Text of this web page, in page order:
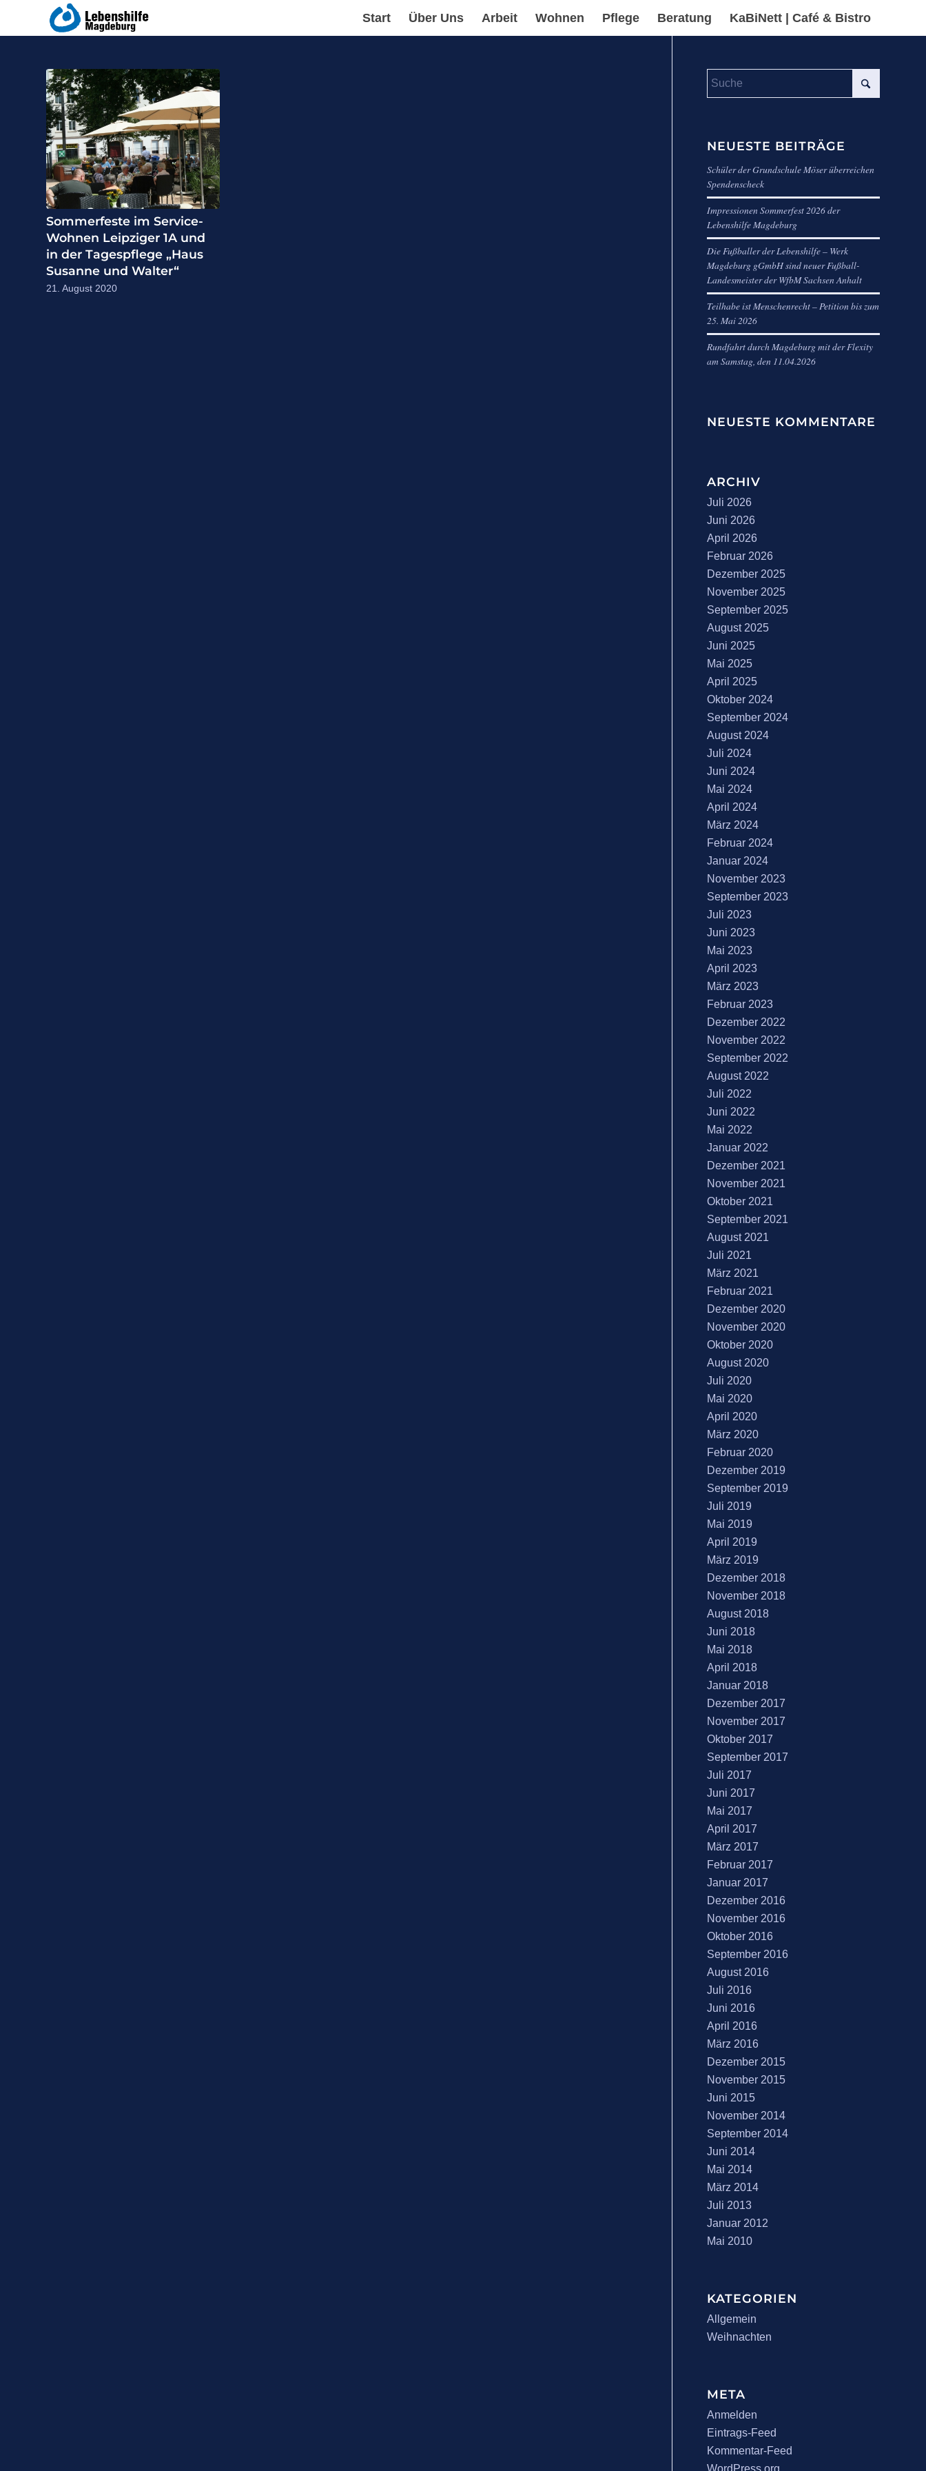
Start Über Uns Arbeit Wohnen Pflege Beratung KaBiNett | Café & Bistro
Sommerfeste im Service-
Wohnen Leipziger 1A und
in der Tagespflege „Haus
Susanne und Walter“
21. August 2020
NEUESTE BEITRÄGE
Schüler der Grundschule Möser überreichen
Spendenscheck
Impressionen Sommerfest 2026 der
Lebenshilfe Magdeburg
Die Fußballer der Lebenshilfe – Werk
Magdeburg gGmbH sind neuer Fußball-
Landesmeister der WfbM Sachsen Anhalt
Teilhabe ist Menschenrecht – Petition bis zum
25. Mai 2026
Rundfahrt durch Magdeburg mit der Flexity
am Samstag, den 11.04.2026
NEUESTE KOMMENTARE
ARCHIV
Juli 2026
Juni 2026
April 2026
Februar 2026
Dezember 2025
November 2025
September 2025
August 2025
Juni 2025
Mai 2025
April 2025
Oktober 2024
September 2024
August 2024
Juli 2024
Juni 2024
Mai 2024
April 2024
März 2024
Februar 2024
Januar 2024
November 2023
September 2023
Juli 2023
Juni 2023
Mai 2023
April 2023
März 2023
Februar 2023
Dezember 2022
November 2022
September 2022
August 2022
Juli 2022
Juni 2022
Mai 2022
Januar 2022
Dezember 2021
November 2021
Oktober 2021
September 2021
August 2021
Juli 2021
März 2021
Februar 2021
Dezember 2020
November 2020
Oktober 2020
August 2020
Juli 2020
Mai 2020
April 2020
März 2020
Februar 2020
Dezember 2019
September 2019
Juli 2019
Mai 2019
April 2019
März 2019
Dezember 2018
November 2018
August 2018
Juni 2018
Mai 2018
April 2018
Januar 2018
Dezember 2017
November 2017
Oktober 2017
September 2017
Juli 2017
Juni 2017
Mai 2017
April 2017
März 2017
Februar 2017
Januar 2017
Dezember 2016
November 2016
Oktober 2016
September 2016
August 2016
Juli 2016
Juni 2016
April 2016
März 2016
Dezember 2015
November 2015
Juni 2015
November 2014
September 2014
Juni 2014
Mai 2014
März 2014
Juli 2013
Januar 2012
Mai 2010
KATEGORIEN
Allgemein
Weihnachten
META
Anmelden
Eintrags-Feed
Kommentar-Feed
WordPress.org